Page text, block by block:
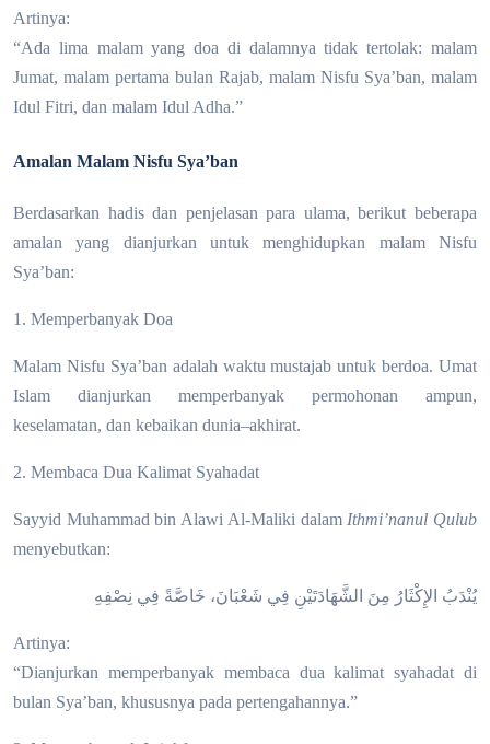
Artinya:
“Ada lima malam yang doa di dalamnya tidak tertolak: malam
Jumat, malam pertama bulan Rajab, malam Nisfu Sya’ban, malam
Idul Fitri, dan malam Idul Adha.”
Amalan Malam Nisfu Sya’ban
Berdasarkan hadis dan penjelasan para ulama, berikut beberapa
amalan yang dianjurkan untuk menghidupkan malam Nisfu
Sya’ban:
1. Memperbanyak Doa
Malam Nisfu Sya’ban adalah waktu mustajab untuk berdoa. Umat
Islam dianjurkan memperbanyak permohonan ampun,
keselamatan, dan kebaikan dunia–akhirat.
2. Membaca Dua Kalimat Syahadat
Sayyid Muhammad bin Alawi Al-Maliki dalam Ithmi’nanul Qulub
menyebutkan:
يُنْدَبُ الإِكْثَارُ مِنَ الشَّهَادَتَيْنِ فِي شَعْبَانَ، خَاصَّةً فِي نِصْفِهِ
Artinya:
“Dianjurkan memperbanyak membaca dua kalimat syahadat di
bulan Sya’ban, khususnya pada pertengahannya.”